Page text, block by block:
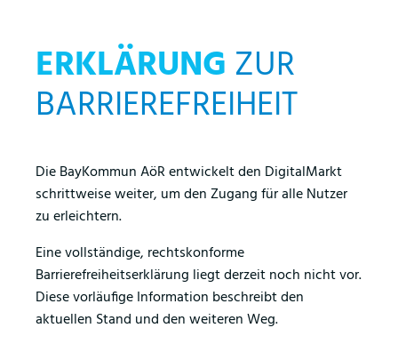
ERKLÄRUNG ZUR
BARRIEREFREIHEIT
Die BayKommun AöR entwickelt den DigitalMarkt
schrittweise weiter, um den Zugang für alle Nutzer
zu erleichtern.
Eine vollständige, rechtskonforme
Barrierefreiheitserklärung liegt derzeit noch nicht vor.
Diese vorläufige Information beschreibt den
aktuellen Stand und den weiteren Weg.